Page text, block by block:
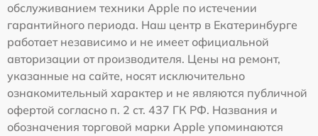
обслуживанием техники Apple по истечении
гарантийного периода. Наш центр в Екатеринбурге
работает независимо и не имеет официальной
авторизации от производителя. Цены на ремонт,
указанные на сайте, носят исключительно
ознакомительный характер и не являются публичной
офертой согласно п. 2 ст. 437 ГК РФ. Названия и
обозначения торговой марки Apple упоминаются